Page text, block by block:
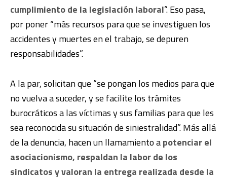
cumplimiento de la legislación laboral”. Eso pasa,
por poner “más recursos para que se investiguen los
accidentes y muertes en el trabajo, se depuren
responsabilidades”.
A la par, solicitan que “se pongan los medios para que
no vuelva a suceder, y se facilite los trámites
burocráticos a las víctimas y sus familias para que les
sea reconocida su situación de siniestralidad”. Más allá
de la denuncia, hacen un llamamiento apotenciar el
asociacionismo, respaldan la labor de los
sindicatos y valoran la entrega realizada desde la